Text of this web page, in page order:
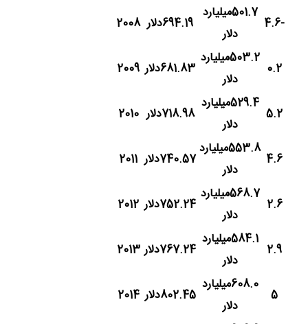
-4.6
501.7میلیارد
دلار
694.19دلار 2008
0.2
503.2میلیارد
دلار
681.83دلار 2009
5.2
529.4میلیارد
دلار
718.98دلار 2010
4.6
553.8میلیارد
دلار
740.57دلار 2011
2.6
568.7میلیارد
دلار
752.24دلار 2012
2.9
584.1میلیارد
دلار
767.24دلار 2013
5
608.0میلیارد
دلار
802.45دلار 2014